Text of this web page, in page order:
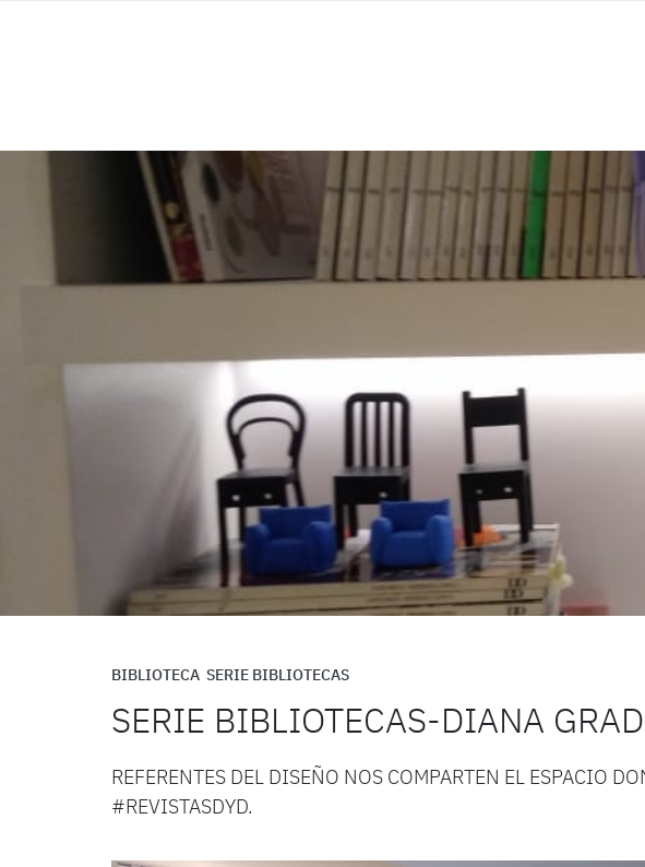
BIBLIOTECA SERIE BIBLIOTECAS
SERIE BIBLIOTECAS-DIANA
REFERENTES DEL DISEÑO NOS COMPARTEN EL ESPACIO
#REVISTASDYD.